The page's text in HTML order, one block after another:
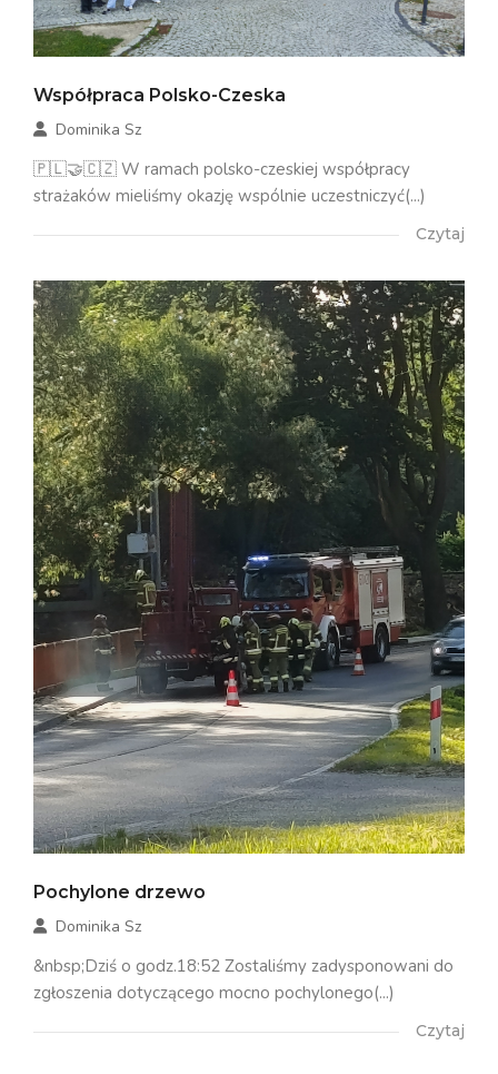
Współpraca Polsko-Czeska
Dominika Sz
🇵🇱🤝🇨🇿 W ramach polsko-czeskiej współpracy
strażaków mieliśmy okazję wspólnie uczestniczyć(...)
Czytaj
Pochylone drzewo
Dominika Sz
&nbsp;Dziś o godz.18:52 Zostaliśmy zadysponowani do
zgłoszenia dotyczącego mocno pochylonego(...)
Czytaj